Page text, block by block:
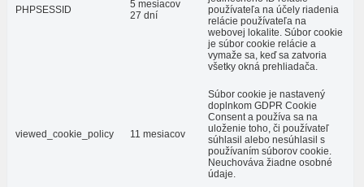
PHPSESSID
5 mesiacov
27 dní
používateľa na účely riadenia
relácie používateľa na
webovej lokalite. Súbor cookie
je súbor cookie relácie a
vymaže sa, keď sa zatvoria
všetky okná prehliadača.
viewed_cookie_policy 11 mesiacov
Súbor cookie je nastavený
doplnkom GDPR Cookie
Consent a používa sa na
uloženie toho, či používateľ
súhlasil alebo nesúhlasil s
používaním súborov cookie.
Neuchováva žiadne osobné
údaje.